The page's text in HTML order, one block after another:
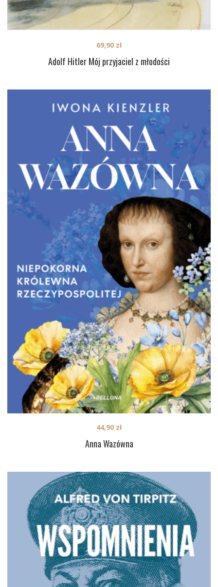
Adolf Hitler Mój przyjaciel z młodości
69,90 zł
Anna Wazówna
44,90 zł